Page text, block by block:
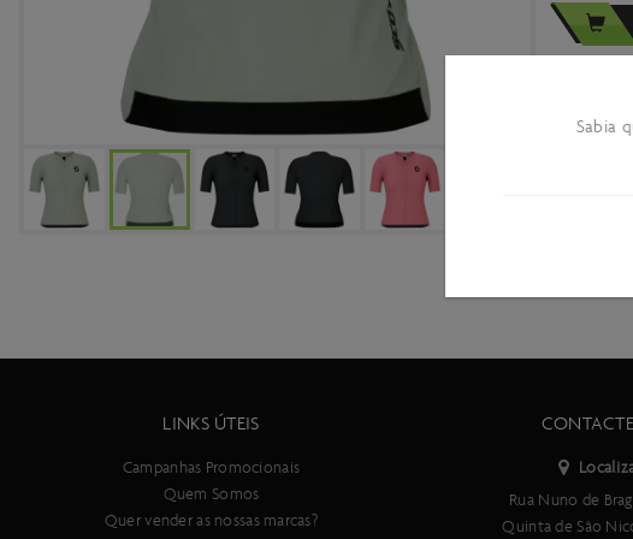
LINKS ÚTEIS
Campanhas Promocionais
Quem Somos
Quer vender as nossas marcas?
Rua Nuno de
Quinta de São
Sabia